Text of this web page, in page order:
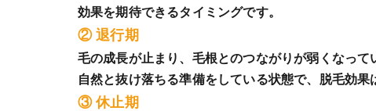
効果を期待できるタイミングです。
② 退行期
毛の成長が止まり、毛根とのつながりが弱くなって
自然と抜け落ちる準備をしている状態で、脱毛効果
③ 休止期